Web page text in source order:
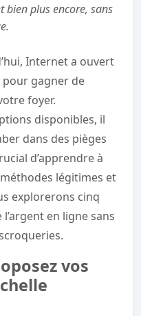
plus encore, sans
Internet a ouvert
pour gagner de
foyer.
disponibles, il
dans des pièges
d’apprendre à
légitimes et
explorerons cinq
en ligne sans
vos